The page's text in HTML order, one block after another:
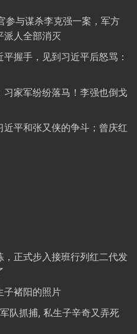
参与谋杀李克强一案，军方
派人全部消灭
握手，见到习近平后怒骂：
家军纷纷落马！李强也倒戈
平和张又侠的争斗；曾庆红
正式步入接班行列红二代发
子褚阳的照片
队抓捕, 私生子辛奇又弄死